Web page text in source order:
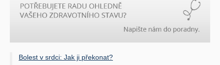
Bolest v srdci: Jak ji překonat?